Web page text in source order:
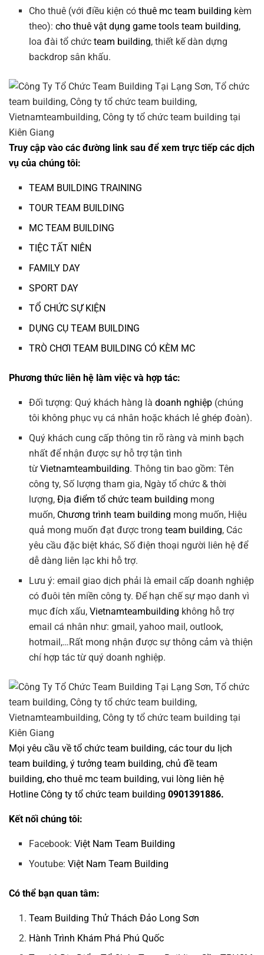
Cho thuê (với điều kiện cóthuê mc team building kèm
theo):cho thuê vật dụng game tools team building,
loa đài tổ chứcteam building, thiết kế dàn dựng
backdrop sân khấu.
Truy cập vào các đường link sau để xem trực tiếp các dịch
vụ của chúng tôi:
TEAM BUILDING TRAINING
TOUR TEAM BUILDING
MC TEAM BUILDING
TIỆC TẤT NIÊN
FAMILY DAY
SPORT DAY
TỔ CHỨC SỰ KIỆN
DỤNG CỤ TEAM BUILDING
TRÒ CHƠI TEAM BUILDING CÓ KÈM MC
Phương thức liên hệ làm việc và hợp tác:
Đối tượng: Quý khách hàng làdoanh nghiệp (chúng
tôi không phục vụ cá nhân hoặc khách lẻ ghép đoàn).
Quý khách cung cấp thông tin rõ ràng và minh bạch
nhất để nhận được sự hỗ trợ tận tình
từVietnamteambuilding. Thông tin bao gồm: Tên
công ty, Số lượng tham gia, Ngày tổ chức & thời
lượng,Địa điểm tổ chức team building mong
muốn, Chương trình team building mong muốn, Hiệu
quả mong muốn đạt được trongteam building, Các
yêu cầu đặc biệt khác, Số điện thoại người liên hệ để
dễ dàng liên lạc khi hỗ trợ.
Lưu ý: email giao dịch phải là email cấp doanh nghiệp
có đuôi tên miền công ty. Để hạn chế sự mạo danh vì
mục đích xấu,Vietnamteambuilding không hỗ trợ
email cá nhân như: gmail, yahoo mail, outlook,
hotmail,…Rất mong nhận được sự thông cảm và thiện
chí hợp tác từ quý doanh nghiệp.
Mọi yêu cầu về tổ chức team building, các tourdu lịch
team building, ý tưởng team building, chủ đề team
building, cho thuê mc team building, vui lòng liên hệ
Hotline Công ty tổ chức team building 0901391886.
Kết nối chúng tôi:
Facebook:Việt Nam Team Building
Youtube:Việt Nam Team Building
Có thể bạn quan tâm:
Team Building Thử Thách Đảo Long Sơn
Hành Trình Khám Phá Phú Quốc